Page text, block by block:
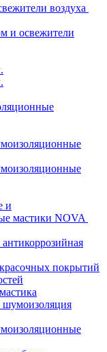
воздуха
и освежители
и
мастики NOVA
покрытий